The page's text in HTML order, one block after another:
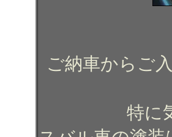
ご納車からご
特に